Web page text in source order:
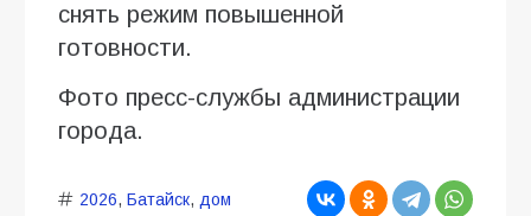
снять режим повышенной
готовности.
Фото пресс-службы администрации
города.
2026, Батайск, дом